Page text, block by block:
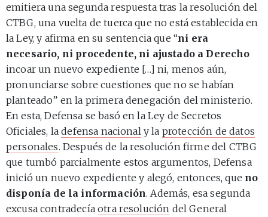
emitiera una segunda respuesta tras la resolución del
CTBG, una vuelta de tuerca que no está establecida en
la Ley, y afirma en su sentencia que “ni era
necesario, ni procedente, ni ajustado a Derecho
incoar un nuevo expediente […] ni, menos aún,
pronunciarse sobre cuestiones que no se habían
planteado” en la primera denegación del ministerio.
En esta, Defensa se basó en la Ley de Secretos
Oficiales, ladefensa nacional y la protección de datos
personales. Después de la resolución firme del CTBG
que tumbó parcialmente estos argumentos, Defensa
inició un nuevo expediente y alegó, entonces, que no
disponía de la información. Además, esa segunda
excusa contradecíaotra resolución del General